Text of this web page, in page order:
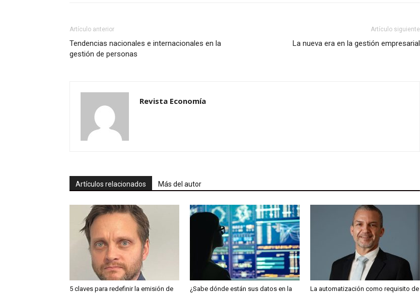
Artículo anterior
Tendencias nacionales e internacionales en la
gestión de personas
Artículo siguiente
La nueva era en la gestión empresarial
Revista Economía
Artículos relacionados Más del autor
5 claves para redefinir la emisión de
¿Sabe dónde están sus datos en la
La automatización como requisito de